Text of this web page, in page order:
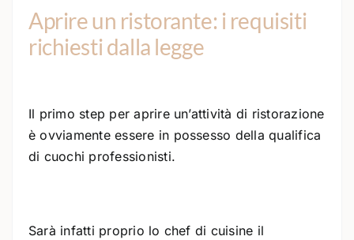
Aprire un ristorante: i requisiti
richiesti dalla legge
Il primo step per aprire un’attività di ristorazione
è ovviamente essere in possesso della qualifica
di cuochi professionisti.
Sarà infatti proprio lo chef di cuisine il